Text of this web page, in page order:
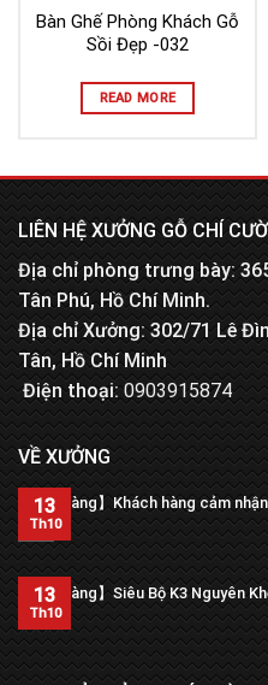
Bàn Ghế Phòng Khách Gỗ
Sồi Đẹp -032
READ MORE
LIÊN HỆ XƯỞNG GỖ CHÍ
Địa chỉ phòng trưng bày:
Tân Phú, Hồ Chí Minh.
Địa chỉ Xưởng: 302/71 Lê
Tân, Hồ Chí Minh
Điện thoại:0903915874
VỀ XƯỞNG
【Trả hàng】Khách hàng cảm
xưởng?
13
Th10
【Trả hàng】Siêu Bộ K3 Nguyên
13
Th10